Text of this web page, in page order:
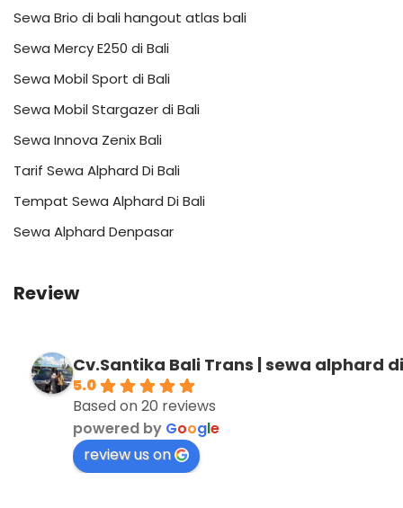
Sewa Brio di bali hangout atlas bali
Sewa Mercy E250 di Bali
Sewa Mobil Sport di Bali
Sewa Mobil Stargazer di Bali
Sewa Innova Zenix Bali
Tarif Sewa Alphard Di Bali
Tempat Sewa Alphard Di Bali
Sewa Alphard Denpasar
Review
Cv.Santika Bali Trans | sewa alphard
5.0
Based on 20 reviews
powered by Google
review us on